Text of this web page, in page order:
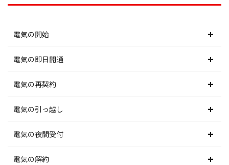
電気の開始
北海道電力エリア
東北電力エリア
東京電力エリア
北陸電力エリア
中部電力エリア
電気の即日開通
北海道電力エリア
東北電力エリア
東京電力エリア
北陸電力エリア
電気の再契約
北海道電力エリア
東北電力エリア
東京電力エリア
電気の引っ越し
北海道電力エリア
東北電力エリア
電気の夜間受付
北海道電力エリア
電気の解約